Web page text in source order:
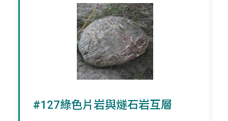
#127綠色片岩與燧石岩互層